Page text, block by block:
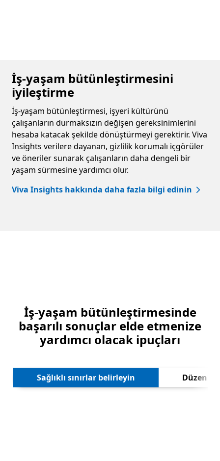
İş-yaşam bütünleştirmesini
iyileştirme
İş-yaşam bütünleştirmesi, işyeri kültürünü
çalışanların durmaksızın değişen gereksinimlerini
hesaba katacak şekilde dönüştürmeyi gerektirir. Viva
Insights verilere dayanan, gizlilik korumalı içgörüler
ve öneriler sunarak çalışanların daha dengeli bir
yaşam sürmesine yardımcı olur.
Viva Insights hakkında daha fazla bilgi edinin
İş-yaşam bütünleştirmesinde
başarılı sonuçlar elde etmenize
yardımcı olacak ipuçları
Sağlıklı sınırlar belirleyin Düzenli